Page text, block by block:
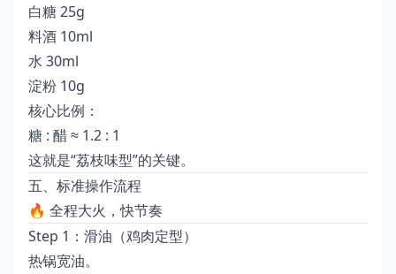
白糖 25g
料酒 10ml
水 30ml
淀粉 10g
核心比例：
糖 : 醋 ≈ 1.2 : 1
这就是“荔枝味型”的关键。
五、标准操作流程
🔥 全程大火，快节奏
Step 1：滑油（鸡肉定型）
热锅宽油。